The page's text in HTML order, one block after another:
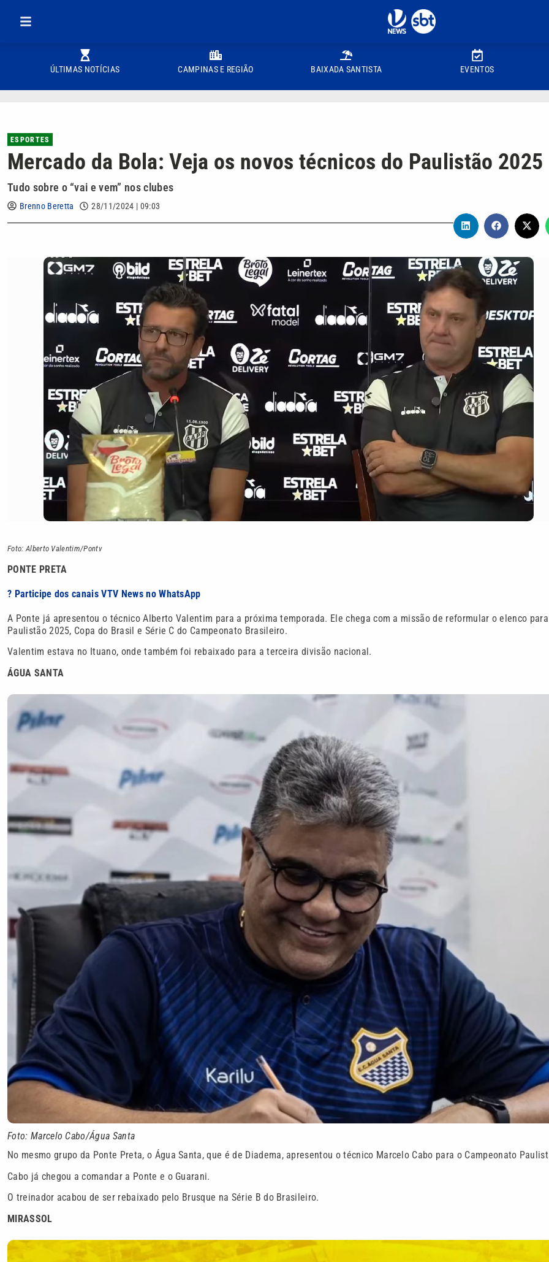
ÚLTIMAS NOTÍCIAS CAMPINAS E REGIÃO BAIXADA SANTISTA EVENTOS
ESPORTES
Mercado da Bola: Veja os novos técnicos do Paulistão 2025
Tudo sobre o “vai e vem” nos clubes
Brenno Beretta 28/11/2024 | 09:03
Foto: Alberto Valentim/Pontv
PONTE PRETA
? Participe dos canais VTV News no WhatsApp
A Ponte já apresentou o técnico Alberto Valentim para a próxima temporada. Ele chega com a missão de reformular o elenco
Paulistão 2025, Copa do Brasil e Série C do Campeonato Brasileiro.
Valentim estava no Ituano, onde também foi rebaixado para a terceira divisão nacional.
ÁGUA SANTA
Foto: Marcelo Cabo/Água Santa
No mesmo grupo da Ponte Preta, o Água Santa, que é de Diadema, apresentou o técnico Marcelo Cabo para o Campeonato
Cabo já chegou a comandar a Ponte e o Guarani.
O treinador acabou de ser rebaixado pelo Brusque na Série B do Brasileiro.
MIRASSOL